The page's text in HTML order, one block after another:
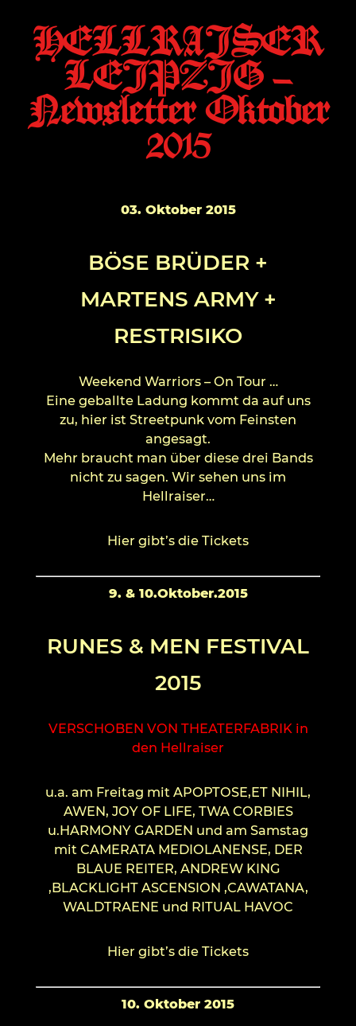
HELLRAISER
LEIPZIG –
Newsletter Oktober
2015
03. Oktober 2015
BÖSE BRÜDER +
MARTENS ARMY +
RESTRISIKO
Weekend Warriors – On Tour …
Eine geballte Ladung kommt da auf uns
zu, hier ist Streetpunk vom Feinsten
angesagt.
Mehr braucht man über diese drei Bands
nicht zu sagen. Wir sehen uns im
Hellraiser…
Hier gibt’s die Tickets
9. & 10.Oktober.2015
RUNES & MEN FESTIVAL
2015
VERSCHOBEN VON THEATERFABRIK in
den Hellraiser
u.a. am Freitag mit APOPTOSE,ET NIHIL,
AWEN, JOY OF LIFE, TWA CORBIES
u.HARMONY GARDEN und am Samstag
mit CAMERATA MEDIOLANENSE, DER
BLAUE REITER, ANDREW KING
,BLACKLIGHT ASCENSION ,CAWATANA,
WALDTRAENE und RITUAL HAVOC
Hier gibt’s die Tickets
10. Oktober 2015